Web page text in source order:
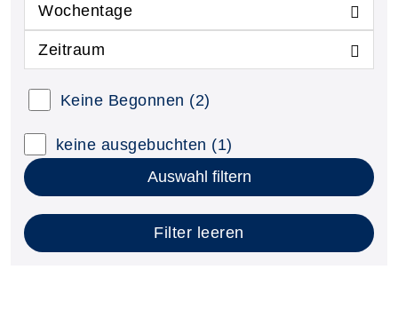
Wochentage
Zeitraum
Keine Begonnen (2)
keine ausgebuchten (1)
Auswahl filtern
Filter leeren